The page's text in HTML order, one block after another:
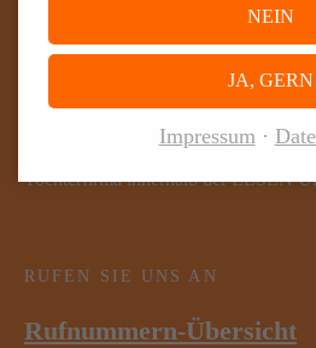
WIR SIND GERNE FÜR SIE DA
CONLOG GmbH & Co.
Tochterfirma innerhalb der ELSEN
RUFEN SIE UNS AN
Rufnummern-Übersicht
NEIN
JA, GERN
Impressum